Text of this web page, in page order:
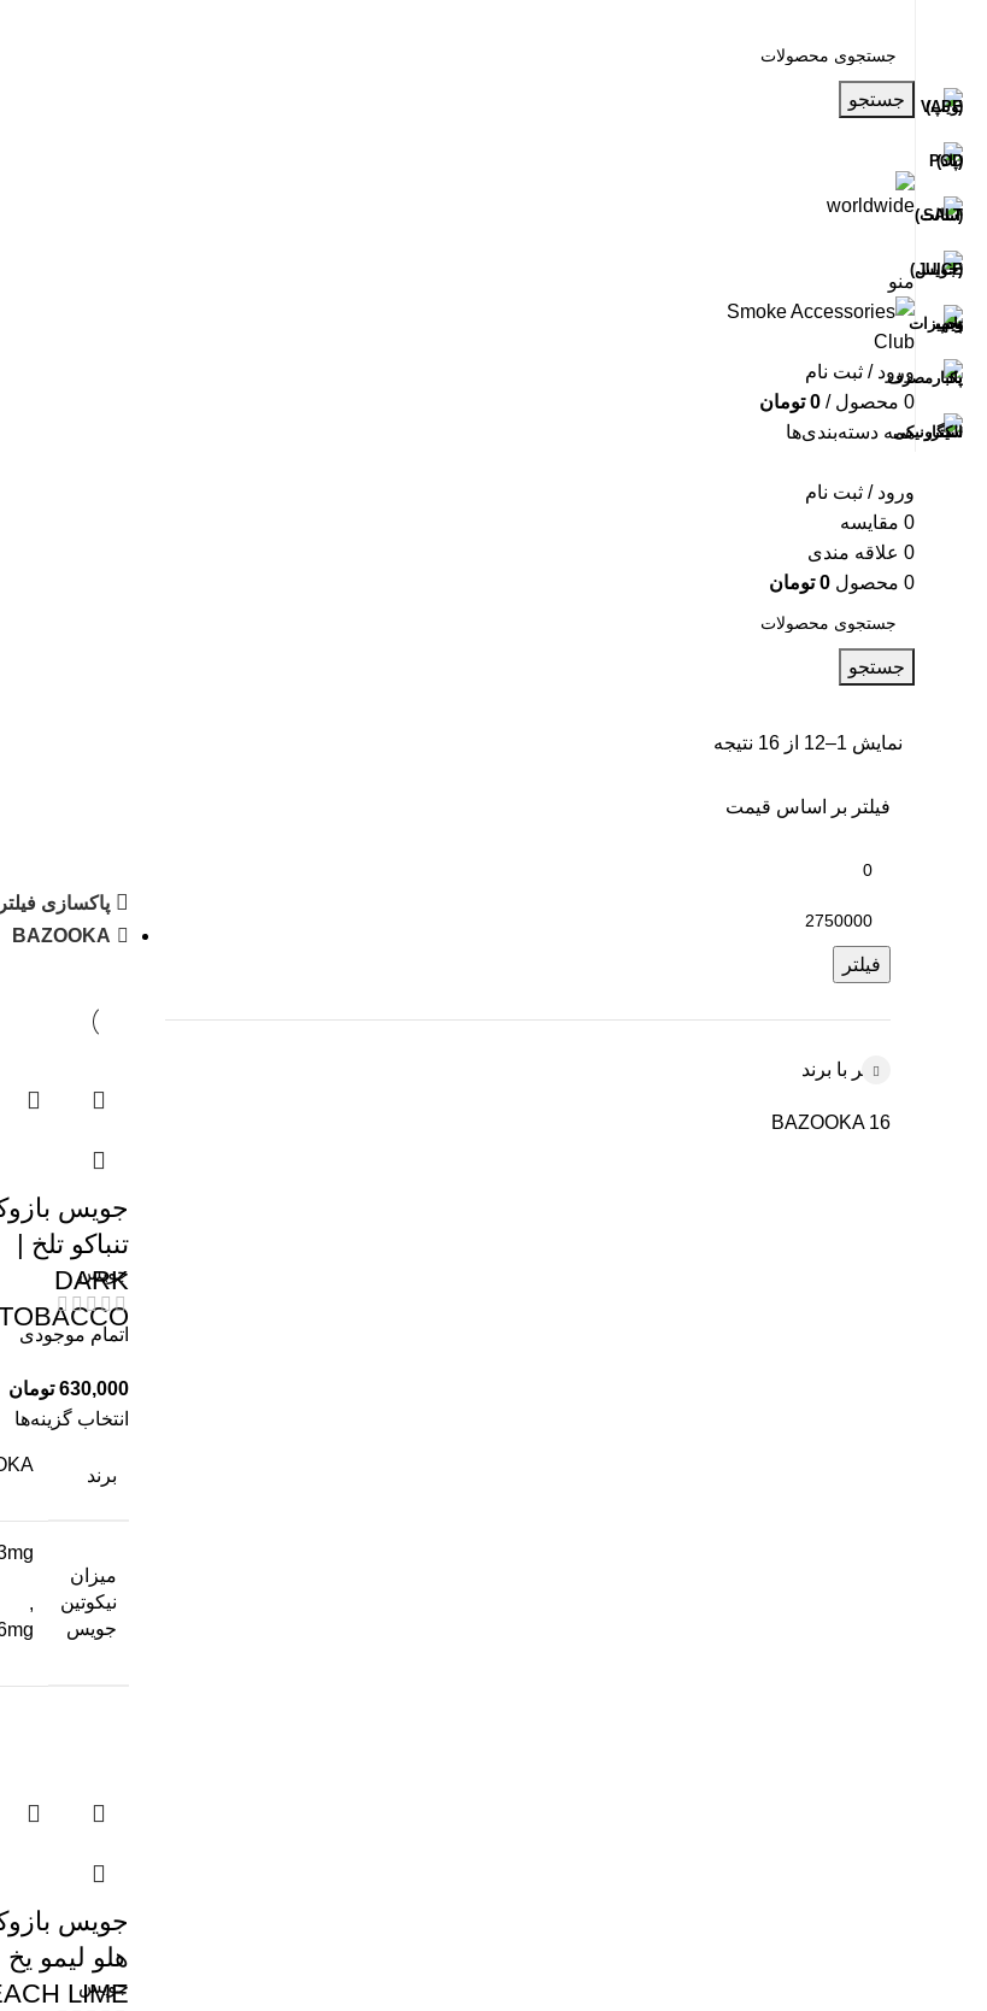
جستجو
منو
ورود / ثبت نام
0 محصول /
0 تومان
همه دسته‌بندی‌ها
ورود / ثبت نام
0 مقایسه
0 علاقه مندی
0 محصول 0 تومان
جستجو
نمایش 1–12 از 16 نتیجه
فیلتر بر اساس قیمت
فیلتر
فیلتر با برند
BAZOOKA 16
پاکسازی فیلتر
BAZOOKA
جویس
تنباکو تلخ |
DARK
جویس
اتمام موجودی
630,000 تومان
انتخاب گزینه‌ها
برند
میزان
نیکوتین
جویس
,
جویس
هلو لیمو یخ |
LIME
جویس